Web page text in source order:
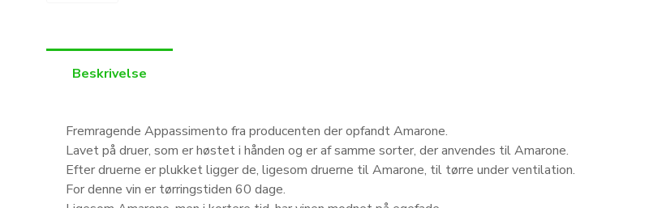
Beskrivelse
Fremragende Appassimento fra producenten der opfandt Amarone.
Lavet på druer, som er høstet i hånden og er af samme sorter, der anvendes til Amarone.
Efter druerne er plukket ligger de, ligesom druerne til Amarone, til tørre under ventilation.
For denne vin er tørringstiden 60 dage.